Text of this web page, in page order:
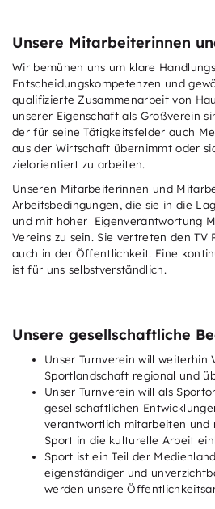
Unsere Mitarbeiterinnen
Wir bemühen uns um klare
Entscheidungskompetenzen und
qualifizierte Zusammenarbeit von
unserer Eigenschaft als Großverein
der für seine Tätigkeitsfelder auch
aus der Wirtschaft übernimmt oder
zielorientiert zu arbeiten.
Unseren Mitarbeiterinnen und
Arbeitsbedingungen, die sie in die
und mit hoher Eigenverantwortung
Vereins zu sein. Sie vertreten den TV
auch in der Öffentlichkeit. Eine
ist für uns selbstverständlich.
Unsere gesellschaftliche
Unser Turnverein will weiterhin
Sportlandschaft regional und
Unser Turnverein will als
gesellschaftlichen
verantwortlich mitarbeiten und
Sport in die kulturelle Arbeit
Sport ist ein Teil der
eigenständiger und
werden unsere